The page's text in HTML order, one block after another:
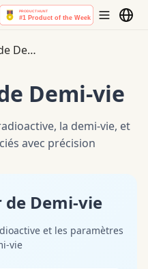
Calculateur de Demi-vie
Demi-vie
la demi-vie, et
avec précision
Demi-vie
et les paramètres
vie